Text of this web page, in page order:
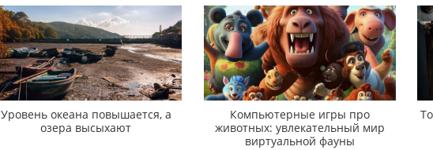
Уровень океана повышается, а
озера высыхают
Компьютерные игры про
животных: увлекательный мир
виртуальной фауны